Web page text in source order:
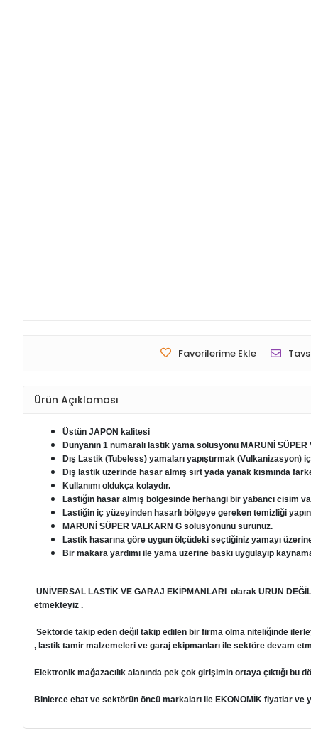
Favorilerime Ekle
Ürün Açıklaması
Üstün JAPON kalitesi
Dünyanın 1 numaralı lastik yama solüsyonu MARUNİ
Dış Lastik (Tubeless) yamaları yapıştırmak (Vulkanizasyon)
Dış lastik üzerinde hasar almış sırt yada yanak kısmında
Kullanımı oldukça kolaydır.
Lastiğin hasar almış bölgesinde herhangi bir yabancı cisim
Lastiğin iç yüzeyinden hasarlı bölgeye gereken temizliği
MARUNİ SÜPER VALKARN G solüsyonunu sürünüz.
Lastik hasarına göre uygun ölçüdeki seçtiğiniz yamayı üzerine
Bir makara yardımı ile yama üzerine baskı uygulayıp
UNİVERSAL LASTİK VE GARAJ EKİPMANLARI olarak ÜRÜN
etmekteyiz .
Sektörde takip eden değil takip edilen bir firma olma niteliğinde
, lastik tamir malzemeleri ve garaj ekipmanları ile sektöre devam
Elektronik mağazacılık alanında pek çok girişimin ortaya çıktığı
Binlerce ebat ve sektörün öncü markaları ile EKONOMİK fiyatlar